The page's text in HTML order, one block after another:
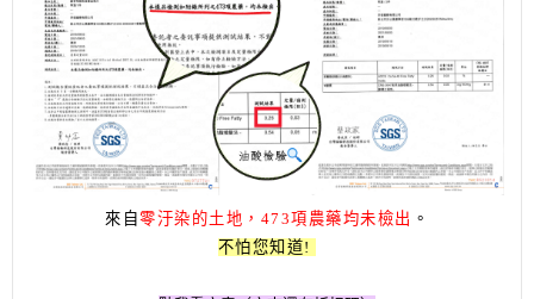
來自 零汙染的土地，473項農藥均未檢出 。
不怕您知道!